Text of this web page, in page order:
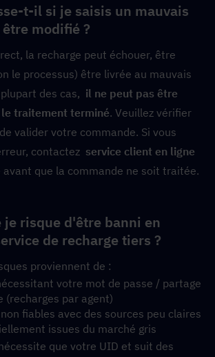
t-il si je saisis un mauvais
modifié ?
la recharge peut échouer, être
le processus) être livrée au mauvais
des cas, il ne peut pas être
traitement terminé. Veuillez vérifier
valider votre commande. Si vous
contactez service client en ligne
avant que la commande ne soit traitée.
je risque d'être banni en
de recharge tiers ?
proviennent de :
votre mot de passe / partage
(recharges par agent)
fiables avec des sources peu claires
issues du marché gris
que votre UID et suit des